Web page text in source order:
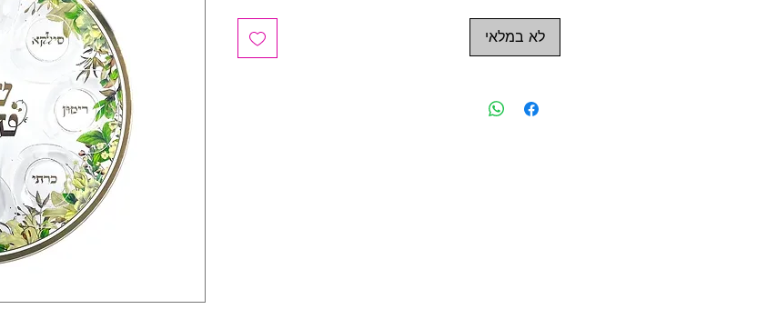
לא במלאי